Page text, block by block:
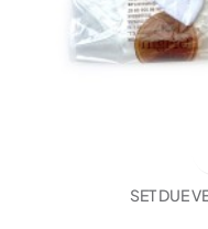
SET DUE